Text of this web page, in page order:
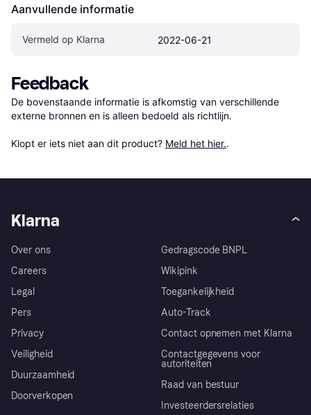
Aanvullende informatie
Vermeld op Klarna 2022-06-21
Feedback
De bovenstaande informatie is afkomstig van verschillende
externe bronnen en is alleen bedoeld als richtlijn.
Klopt er iets niet aan dit product? Meld het hier..
Klarna
Over ons
Careers
Legal
Pers
Privacy
Veiligheid
Duurzaamheid
Doorverkopen
Gedragscode BNPL
Wikipink
Toegankelijkheid
Auto-Track
Contact opnemen met Klarna
Contactgegevens voor
autoriteiten
Raad van bestuur
Investeerdersrelaties